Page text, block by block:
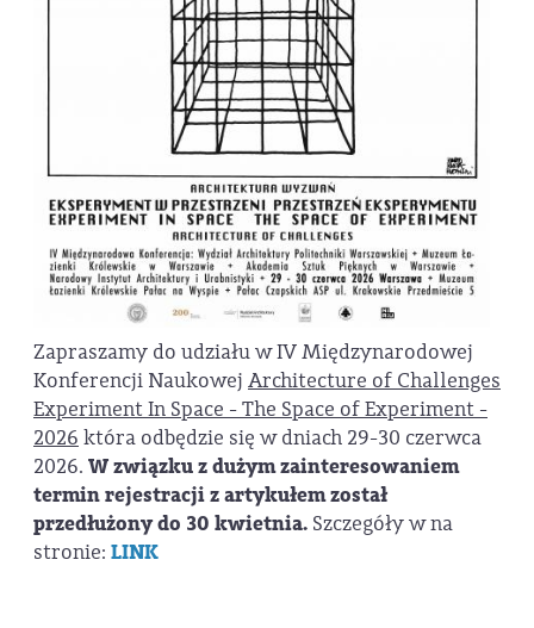
Zapraszamy do udziału w IV Międzynarodowej
Konferencji Naukowej Architecture of Challenges
Experiment In Space - The Space of Experiment -
2026 która odbędzie się w dniach 29-30 czerwca
2026. W związku z dużym zainteresowaniem
termin rejestracji z artykułem został
przedłużony do 30 kwietnia. Szczegóły w na
stronie: LINK